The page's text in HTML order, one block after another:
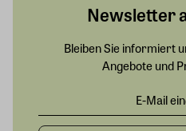
Newsletter
Bleiben Sie informiert
Angebote und